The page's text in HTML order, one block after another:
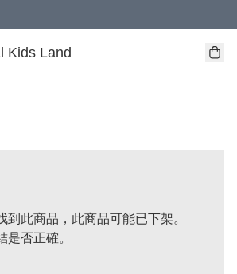
Kids Land
到此商品，此商品可能已下架。
是否正確。